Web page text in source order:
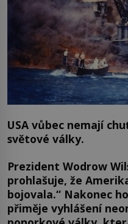
USA vůbec nemají
světové války.
Prezident Wodrow
prohlašuje, že
bojovala.“ Nakonec
přiměje vyhlášení